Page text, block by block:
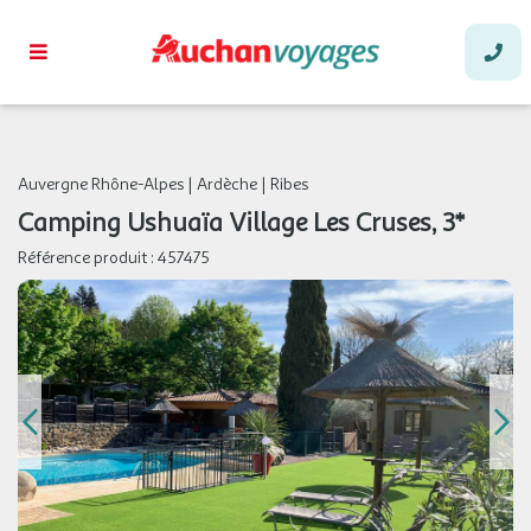
Auvergne Rhône-Alpes | Ardèche | Ribes
Camping Ushuaïa Village Les Cruses, 3*
Référence produit : 457475